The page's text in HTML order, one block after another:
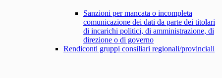
Sanzioni per mancata o incompleta
comunicazione dei dati da parte dei titolari
di incarichi politici, di amministrazione, di
direzione o di governo
Rendiconti gruppi consiliari regionali/provinciali